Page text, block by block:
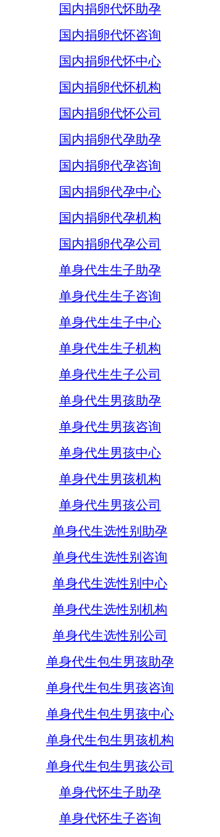
国内捐卵代怀助孕
国内捐卵代怀咨询
国内捐卵代怀中心
国内捐卵代怀机构
国内捐卵代怀公司
国内捐卵代孕助孕
国内捐卵代孕咨询
国内捐卵代孕中心
国内捐卵代孕机构
国内捐卵代孕公司
单身代生生子助孕
单身代生生子咨询
单身代生生子中心
单身代生生子机构
单身代生生子公司
单身代生男孩助孕
单身代生男孩咨询
单身代生男孩中心
单身代生男孩机构
单身代生男孩公司
单身代生选性别助孕
单身代生选性别咨询
单身代生选性别中心
单身代生选性别机构
单身代生选性别公司
单身代生包生男孩助孕
单身代生包生男孩咨询
单身代生包生男孩中心
单身代生包生男孩机构
单身代生包生男孩公司
单身代怀生子助孕
单身代怀生子咨询